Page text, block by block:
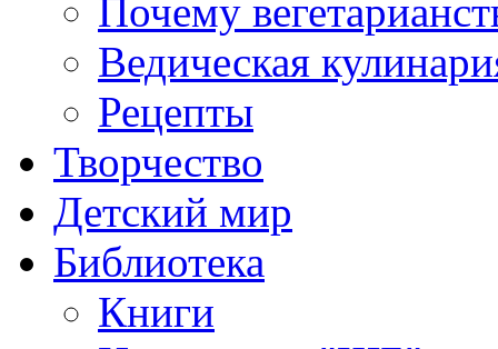
Почему
Ведическая
Рецепты
Творчество
Детский мир
Библиотека
Книги